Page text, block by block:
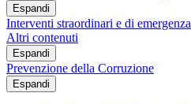
Espandi
Interventi straordinari e di emergenza
Altri contenuti
Espandi
Prevenzione della Corruzione
Espandi